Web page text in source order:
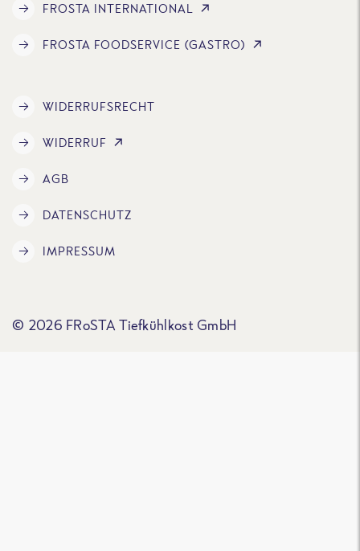
FROSTA INTERNATIONAL
FROSTA FOODSERVICE (GASTRO)
WIDERRUFSRECHT
WIDERRUF
AGB
DATENSCHUTZ
IMPRESSUM
© 2026 FRoSTA Tiefkühlkost GmbH